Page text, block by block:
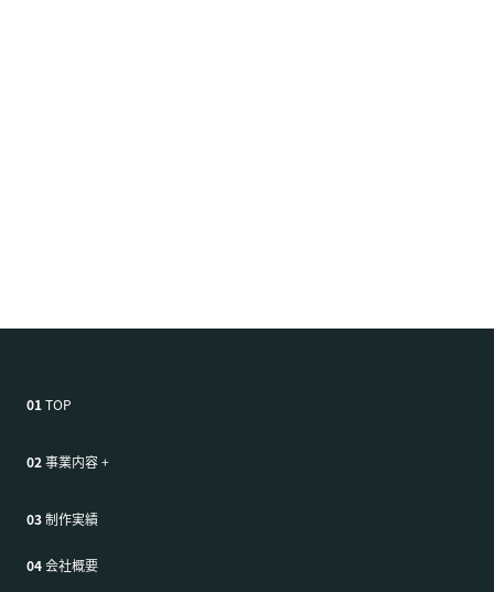
01TOP
02事業内容+
03制作実績
04会社概要